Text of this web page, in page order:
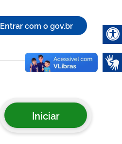
Entrar com o gov.br
Iniciar